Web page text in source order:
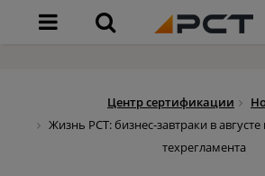
Центр сертификации
Жизнь РСТ: бизнес-завтраки в
техрегламента